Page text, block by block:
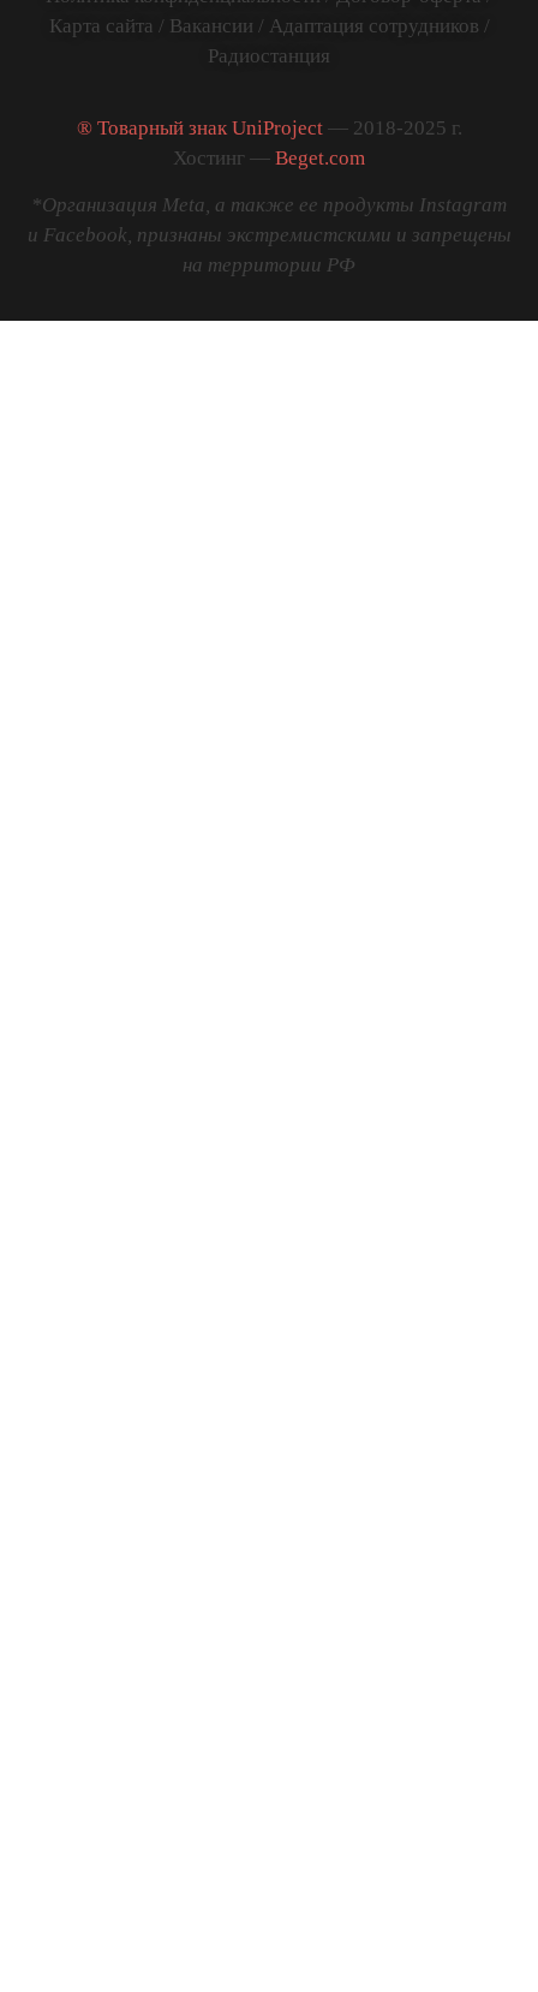
Карта сайта / Вакансии / Адаптация сотрудников /
Радиостанция
® Товарный знак UniProject— 2018-2025 г.
Хостинг — Beget.com
*Организация Meta, а также ее продукты Instagram
и Facebook, признаны экстремистскими и запрещены
на территории РФ